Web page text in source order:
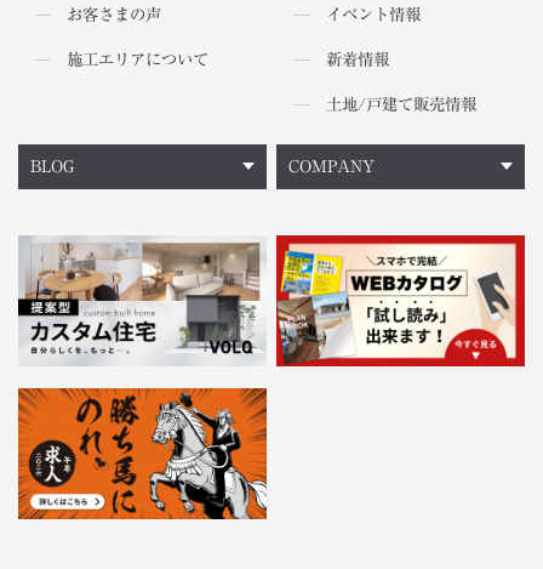
お客さまの声
施工エリアについて
イベント情報
新着情報
土地/戸建て販売情報
BLOG COMPANY